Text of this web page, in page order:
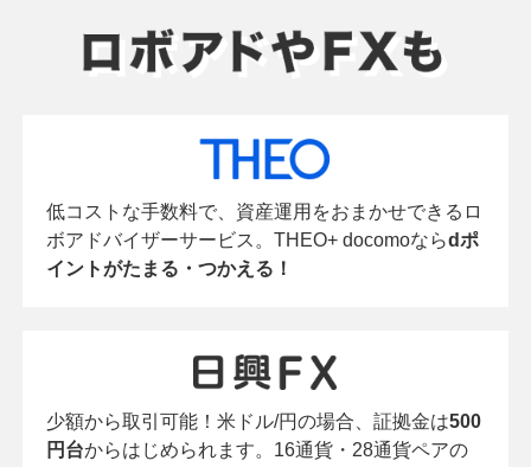
低コストな手数料で、資産運用をおまかせできるロ
ボアドバイザーサービス。THEO+ docomoならdポ
イントがたまる・つかえる！
少額から取引可能！米ドル/円の場合、証拠金は500
円台からはじめられます。16通貨・28通貨ペアの